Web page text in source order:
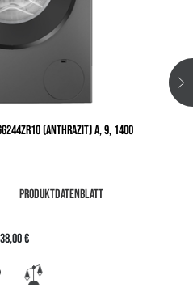
(ANTHRAZIT) A, 9, 1400
PRODUKTDATENBLATT
€